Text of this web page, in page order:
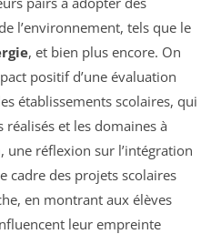
l’environnement, tels que le
, et bien plus encore. On
positif d’une évaluation
établissements scolaires, qui
et les domaines à
réflexion sur l’intégration
cadre des projets scolaires
en montrant aux élèves
leur empreinte